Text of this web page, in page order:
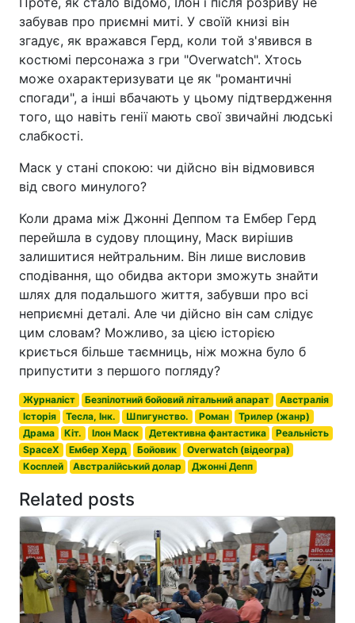
забував про приємні миті. У своїй книзі він
згадує, як вражався Герд, коли той з'явився в
костюмі персонажа з гри "Overwatch". Хтось
може охарактеризувати це як "романтичні
спогади", а інші вбачають у цьому підтвердження
того, що навіть генії мають свої звичайні людські
слабкості.
Маск у стані спокою: чи дійсно він відмовився
від свого минулого?
Коли драма між Джонні Деппом та Ембер Герд
перейшла в судову площину, Маск вирішив
залишитися нейтральним. Він лише висловив
сподівання, що обидва актори зможуть знайти
шлях для подальшого життя, забувши про всі
неприємні деталі. Але чи дійсно він сам слідує
цим словам? Можливо, за цією історією
криється більше таємниць, ніж можна було б
припустити з першого погляду?
Журналіст Безпілотний бойовий літальний апарат
Австралія
Історія
Тесла, Інк. Шпигунство. Роман
Трилер (жанр)
Драма
Кіт. Ілон Маск Детективна фантастика
Реальність
SpaceX
Ембер Херд Бойовик
Overwatch (відеогра)
Косплей
Австралійський долар Джонні Депп
Related posts